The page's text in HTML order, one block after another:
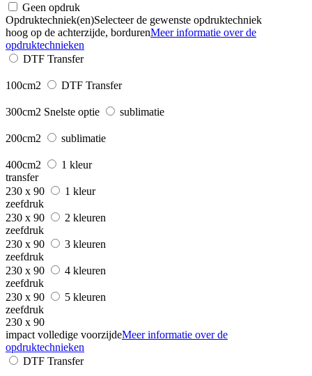
Geen opdruk
Opdruktechniek(en)Selecteer de gewenste opdruktechniek
hoog op de achterzijde, bordurenMeer informatie over de
opdruktechnieken
DTF Transfer
100cm2 DTF Transfer
300cm2 Snelste optie sublimatie
200cm2 sublimatie
400cm2
1 kleur
transfer
230 x 90
1 kleur
zeefdruk
230 x 90
2 kleuren
zeefdruk
230 x 90
3 kleuren
zeefdruk
230 x 90
4 kleuren
zeefdruk
230 x 90
5 kleuren
zeefdruk
230 x 90
impact volledige voorzijdeMeer informatie over de
opdruktechnieken
DTF Transfer